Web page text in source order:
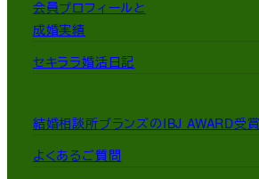
会員プロフィールと
成婚実績
セキララ婚活日記
結婚相談所ブランズのIBJ AWARD受
よくあるご質問